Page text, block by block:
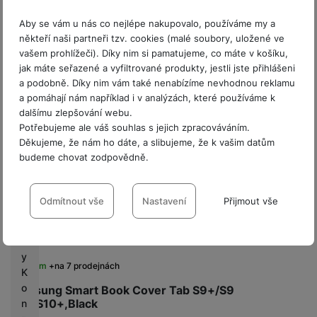
Aby se vám u nás co nejlépe nakupovalo, používáme my a
někteří naši partneři tzv. cookies (malé soubory, uložené ve
vašem prohlížeči). Díky nim si pamatujeme, co máte v košíku,
jak máte seřazené a vyfiltrované produkty, jestli jste přihlášeni
a podobně. Díky nim vám také nenabízíme nevhodnou reklamu
a pomáhají nám například i v analýzách, které používáme k
dalšímu zlepšování webu.
Potřebujeme ale váš souhlas s jejich zpracováváním.
Děkujeme, že nám ho dáte, a slibujeme, že k vašim datům
budeme chovat zodpovědně.
Nastavení souhlasů s kategoriemi
cookies
VŽDY AKTIVNÍ
porovnávání produktů a další nezbytné funkce.
Preferenční a rozšířené funkce
Preferenční a rozšířené funkce-
abyste nemuseli vše
nastavovat znovu a abyste se s námi mohli spojit např. pomocí
Odmítnout vše Nastavení Přijmout vše
C
a
s
h
b
a
c
k
y
K
o
n
Samsung Smart Book Cover Tab S9+/S9
FE+/S10+,Black
Skladem na 7 prodejnách